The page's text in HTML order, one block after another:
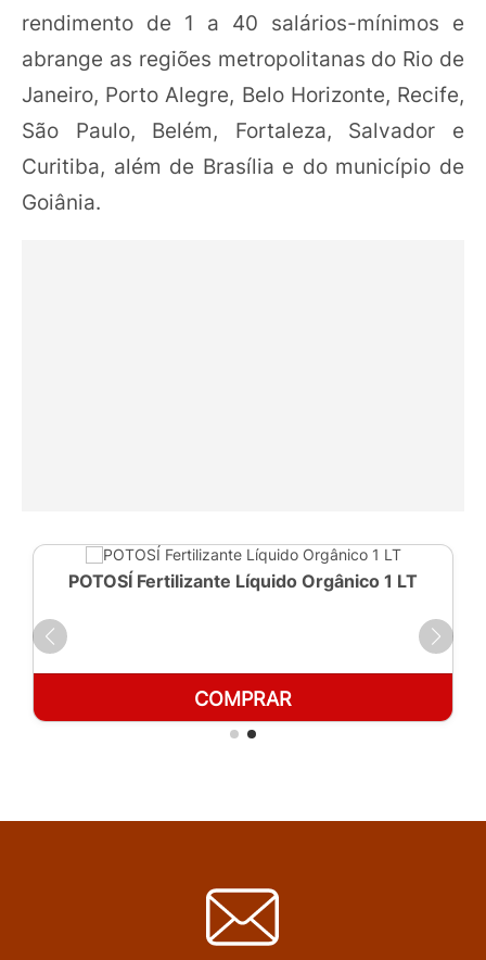
rendimento de 1 a 40 salários-mínimos e
abrange as regiões metropolitanas do Rio de
Janeiro, Porto Alegre, Belo Horizonte, Recife,
São Paulo, Belém, Fortaleza, Salvador e
Curitiba, além de Brasília e do município de
Goiânia.
POTOSÍ Fertilizante Líquido Orgânico 1 LT
COMPRAR